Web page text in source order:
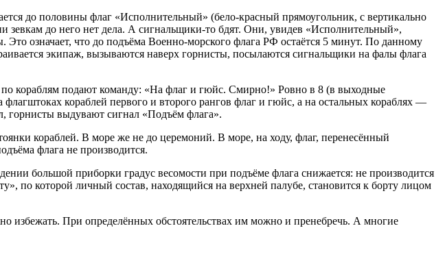
до половины флаг «Исполнительный» (бело-красный прямоугольник, с вертикально
до него нет дела. А сигнальщики-то бдят. Они, увидев «Исполнительный»,
означает, что до подъёма Военно-морского флага РФ остаётся 5 минут. По данному
экипаж, вызываются наверх горнисты, посылаются сигнальщики на фалы флага
кораблям подают команду: «На флаг и гюйс. Смирно!» Ровно в 8 (в выходные
кораблей первого и второго рангов флаг и гюйс, а на остальных кораблях —
горнисты выдувают сигнал «Подъём флага».
кораблей. В море же не до церемоний. В море, на ходу, флаг, перенесённый
флага не производится.
большой приборки градус весомости при подъёме флага снижается: не производится
по которой личный состав, находящийся на верхней палубе, становится к борту лицом
избежать. При определённых обстоятельствах им можно и пренебречь. А многие